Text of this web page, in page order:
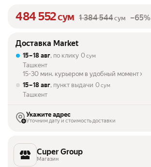
484 552сум 1 384 544сум –65%
Доставка Market
15 – 18 авг, по клику 0 сум
Ташкент
15-30 мин. курьером в удобный момент
15 – 18 авг, пункт выдачи 0 сум
Ташкент
Укажите адрес
Уточним дату и стоимость доставки
Cuper Group
Магазин